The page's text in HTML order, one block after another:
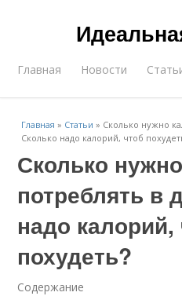
Главная Новости
Главная » Статьи » Сколько нужно
Сколько надо калорий, чтоб
Сколько
потреблять в
надо калорий,
похудеть?
Содержание